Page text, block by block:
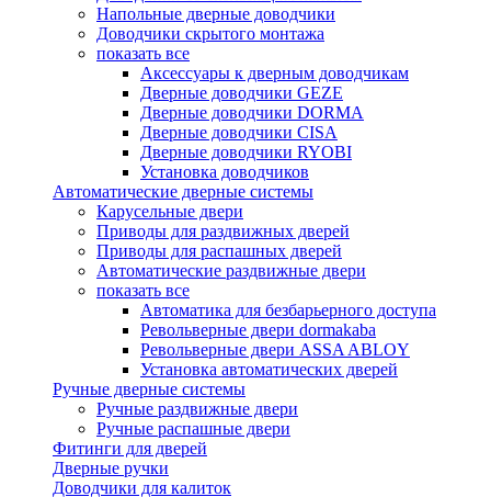
Напольные дверные доводчики
Доводчики скрытого монтажа
показать все
Аксессуары к дверным доводчикам
Дверные доводчики GEZE
Дверные доводчики DORMA
Дверные доводчики CISA
Дверные доводчики RYOBI
Установка доводчиков
Автоматические дверные системы
Карусельные двери
Приводы для раздвижных дверей
Приводы для распашных дверей
Автоматические раздвижные двери
показать все
Автоматика для безбарьерного доступа
Револьверные двери dormakaba
Револьверные двери ASSA ABLOY
Установка автоматических дверей
Ручные дверные системы
Ручные раздвижные двери
Ручные распашные двери
Фитинги для дверей
Дверные ручки
Доводчики для калиток